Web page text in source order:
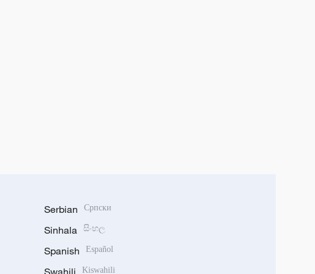
Serbian Српски
Sinhala සිංහල
Spanish Español
Swahili Kiswahili